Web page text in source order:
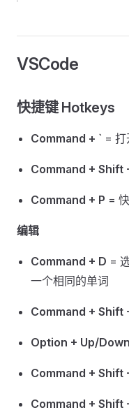
VSCode
快捷键 Hotkeys
Command + ` =
Command + Shift
Command + P =
编辑
Command + D =
一个相同的单词
Command + Shift
Option + Up/Down
Command + Shift
Command + Shift